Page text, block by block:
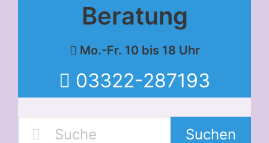
Beratung
Mo.-Fr. 10 bis 18 Uhr
03322-287193
Suchen